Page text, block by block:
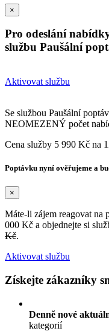
×
Pro odeslání
službu Paušální
Aktivovat službu
Se službou Paušální
NEOMEZENÝ počet
Cena služby 5 990 Kč na
Poptávku nyní ověřujeme a
×
Máte-li zájem reagovat na
000 Kč a objednejte si
Kč.
Aktivovat službu
Získejte zákazníky
Denně nové
kategorií